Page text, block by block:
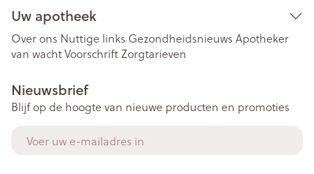
Uw apotheek
Over ons Nuttige links Gezondheidsnieuws Apotheker
van wachtVoorschriftZorgtarieven
Nieuwsbrief
Blijf op de hoogte van nieuwe producten en promoties